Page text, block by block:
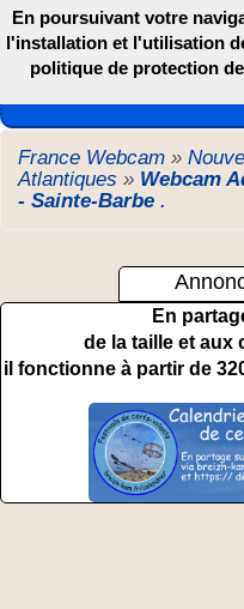
Les webcams de
France Webcam »
Atlantiques » Webcam
- Sainte-Barbe .
En
de la taille et aux
il fonctionne à partir de
En poursuivant votre
l'installation et l'utilisation
politique de protection